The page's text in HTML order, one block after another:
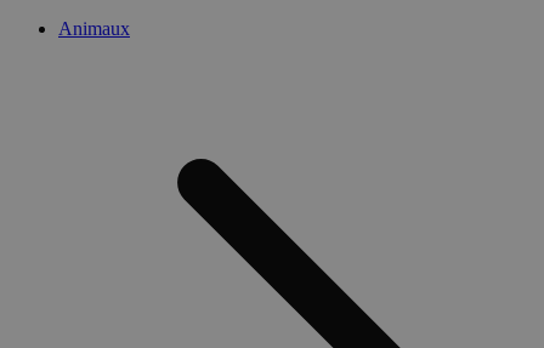
Animaux